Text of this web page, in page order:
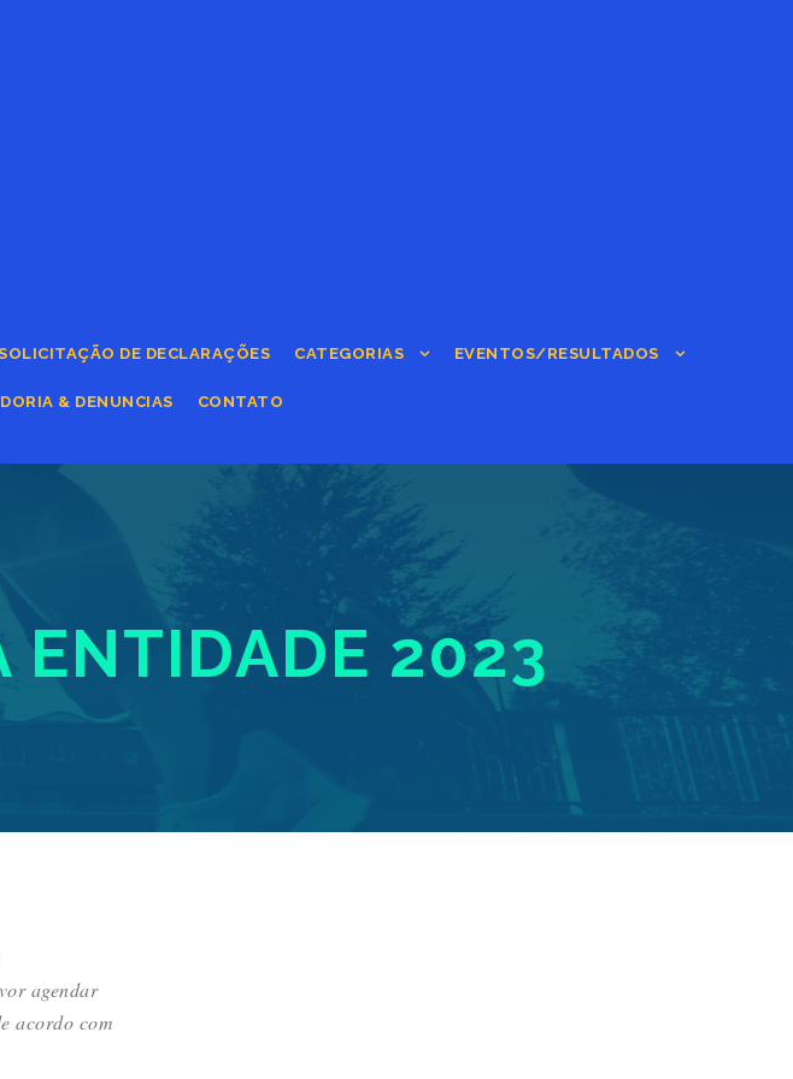
DE DECLARAÇÕES CATEGORIAS EVENTOS/RESULTADOS
& DENUNCIAS CONTATO
ENTIDADE 2023
agendar
acordo com